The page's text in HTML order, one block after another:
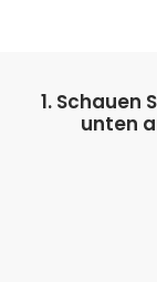
1. Schauen
unten